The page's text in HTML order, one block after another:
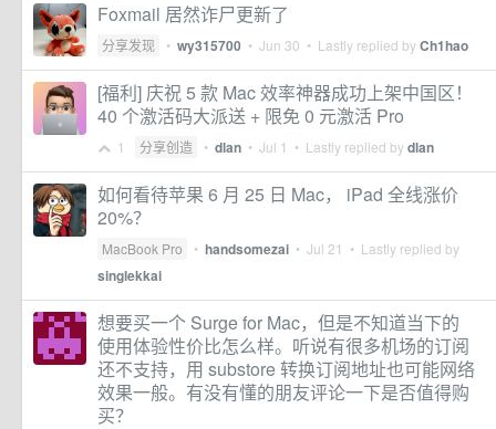
Foxmail 居然诈尸更新了
分享发现 • wy315700 • Jun 30 • Lastly replied byCh1hao
[福利] 庆祝 5 款 Mac 效率神器成功上架中国区！
40 个激活码大派送 + 限免 0 元激活 Pro
1 分享创造 • dlan • Jul 1 • Lastly replied bydlan
如何看待苹果 6 月 25 日 Mac， iPad 全线涨价
20%？
MacBook Pro • handsomezai • Jul 21 • Lastly replied by
singlekkai
想要买一个 Surge for Mac，但是不知道当下的
使用体验性价比怎么样。听说有很多机场的订阅
还不支持，用 substore 转换订阅地址也可能网络
效果一般。有没有懂的朋友评论一下是否值得购
买？